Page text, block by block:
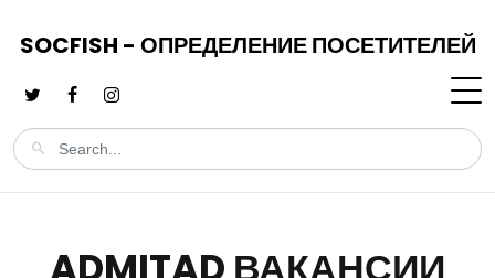
SOCFISH - ОПРЕДЕЛЕНИЕ ПОСЕТИТЕЛЕЙ